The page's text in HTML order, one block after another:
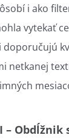
i ako
vytekať
netkanej
–